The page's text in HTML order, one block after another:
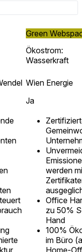
Green
Ökostrom:
Wasserkraft
Wien Energie
Ja
werden
Office
zu 50%
Hand
100%
im Büro
Home-